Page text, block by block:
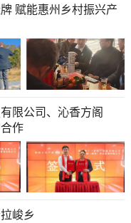
赋能惠州乡村振兴产
限公司、沁香方阁
作
峻乡